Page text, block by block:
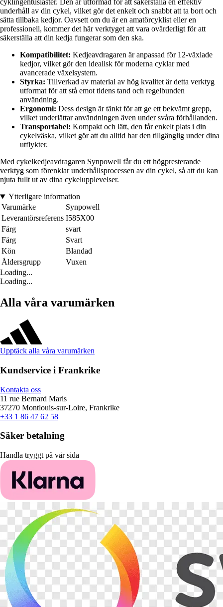
cyklingentusiaster. Den är utformad för att säkerställa en effektiv
underhåll av din cykel, vilket gör det enkelt och snabbt att ta bort och
sätta tillbaka kedjor. Oavsett om du är en amatörcyklist eller en
professionell, kommer det här verktyget att vara ovärderligt för att
säkerställa att din kedja fungerar som den ska.
Kompatibilitet: Kedjeavdragaren är anpassad för 12-växlade
kedjor, vilket gör den idealisk för moderna cyklar med
avancerade växelsystem.
Styrka: Tillverkad av material av hög kvalitet är detta verktyg
utformat för att stå emot tidens tand och regelbunden
användning.
Ergonomi: Dess design är tänkt för att ge ett bekvämt grepp,
vilket underlättar användningen även under svåra förhållanden.
Transportabel: Kompakt och lätt, den får enkelt plats i din
cykelväska, vilket gör att du alltid har den tillgänglig under dina
utflykter.
Med cykelkedjeavdragaren Synpowell får du ett högpresterande
verktyg som förenklar underhållsprocessen av din cykel, så att du kan
njuta fullt ut av dina cykelupplevelser.
Ytterligare information
Varumärke
Synpowell
Leverantörsreferens I585X00
Färg
svart
Färg
Svart
Kön
Blandad
Åldersgrupp
Vuxen
Loading...
Loading...
Alla våra varumärken
Upptäck alla våra varumärken
Kundservice i Frankrike
Kontakta oss
11 rue Bernard Maris
37270 Montlouis-sur-Loire, Frankrike
+33 1 86 47 62 58
Säker betalning
Handla tryggt på vår sida